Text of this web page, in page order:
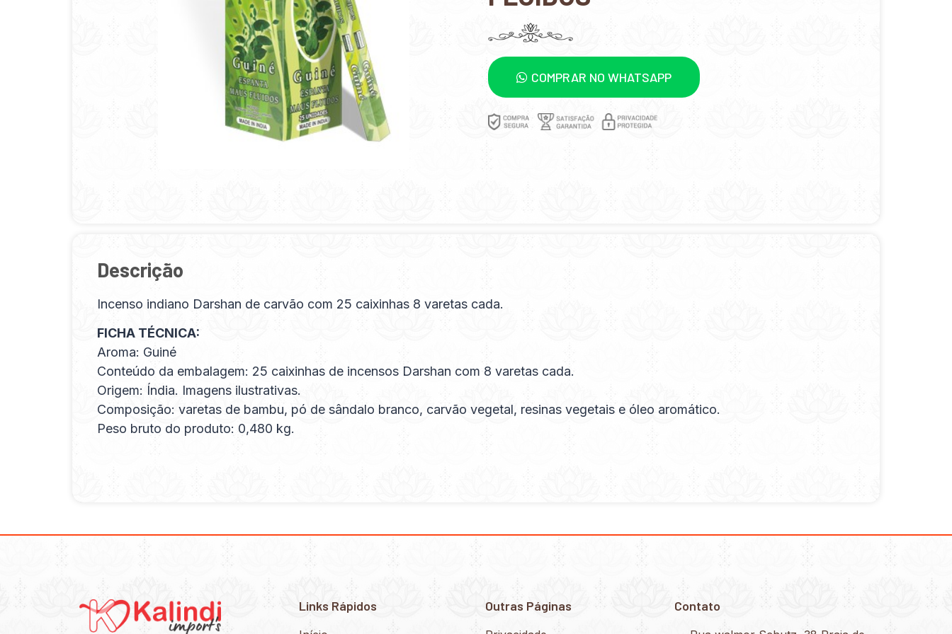
COMPRAR NO WHATSAPP
Descrição
Incenso indiano Darshan de carvão com 25 caixinhas 8 varetas cada.
FICHA TÉCNICA:
Aroma: Guiné
Conteúdo da embalagem: 25 caixinhas de incensos Darshan com 8 varetas cada.
Origem: Índia. Imagens ilustrativas.
Composição: varetas de bambu, pó de sândalo branco, carvão vegetal, resinas vegetais e óleo aromático.
Peso bruto do produto: 0,480 kg.
Links Rápidos Outras Páginas Contato